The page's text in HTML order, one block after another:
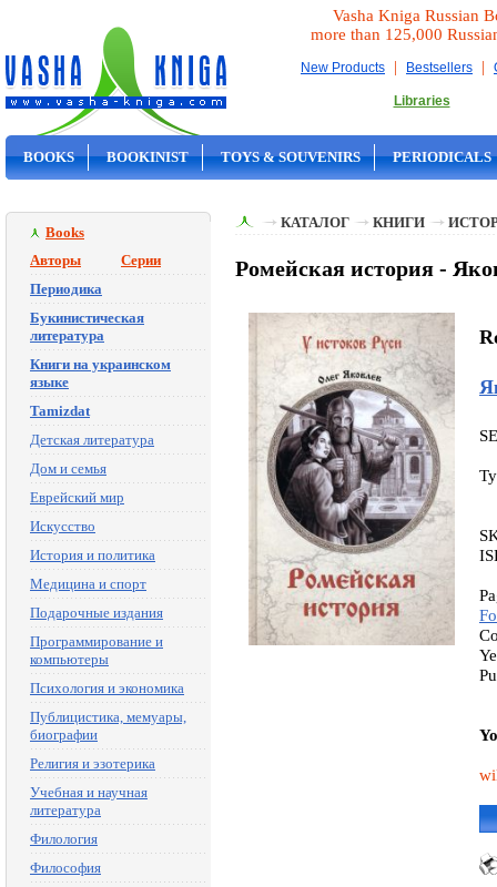
Vasha Kniga Russian
more than 125,000
New Products | Bestsellers |
Libraries
BOOKS BOOKINIST TOYS & SOUVENIRS PERIODICALS
Books
Авторы
Серии
Периодика
Букинистическая
литература
Книги на украинском
языке
Tamizdat
Детская литература
Дом и семья
Еврейский мир
Искусство
История и политика
Медицина и спорт
Подарочные издания
Программирование и
компьютеры
Психология и экономика
Публицистика, мемуары,
биографии
Религия и эзотерика
Учебная и научная
литература
Филология
Философия
КАТАЛОГ КНИГИ
Ромейская история -